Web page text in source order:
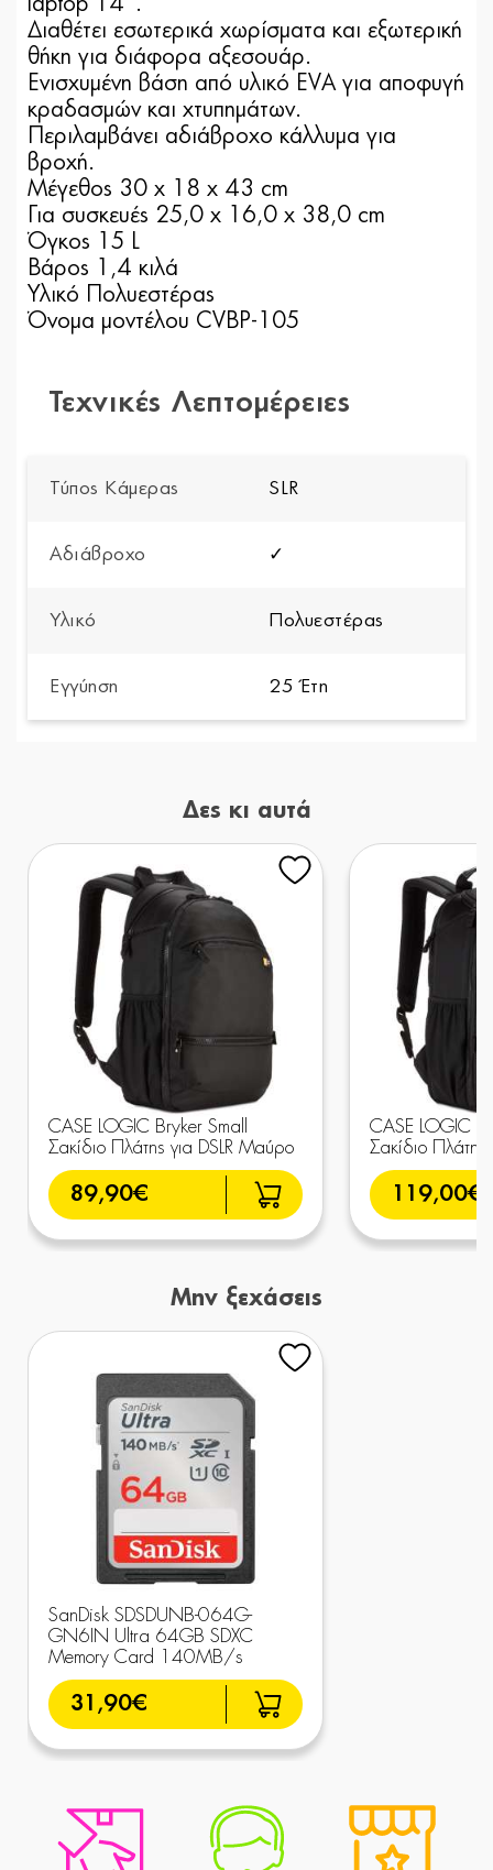
Διαθέτει εσωτερικά χωρίσματα και εξωτερική
θήκη για διάφορα αξεσουάρ.
Ενισχυμένη βάση από υλικό EVA για αποφυγή
κραδασμών και χτυπημάτων.
Περιλαμβάνει αδιάβροχο κάλλυμα για
βροχή.
Μέγεθος 30 x 18 x 43 cm
Για συσκευές 25,0 x 16,0 x 38,0 cm
Όγκος 15 L
Βάρος 1,4 κιλά
Υλικό Πολυεστέρας
Όνομα μοντέλου CVBP-105
Τεχνικές Λεπτομέρειες
Τύπος Κάμερας SLR
Αδιάβροχο ✓
Υλικό Πολυεστέρας
Εγγύηση 25 Έτη
Δες κι αυτά
CASE LOGIC Bryker Small
Σακίδιο Πλάτης για DSLR Μαύρο
89,90€
CASE LOGIC
Σακίδιο
119,00€
Μην ξεχάσεις
SanDisk SDSDUNB-064G-
GN6IN Ultra 64GB SDXC
Memory Card 140MB/s
31,90€